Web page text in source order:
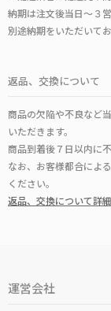
納期は注文後当日～３
別途納期をいただいてお
返品、交換について
商品の欠陥や不良など
いただきます。
商品到着後７日以内に
なお、お客様都合によ
ください。
返品、交換について詳
運営会社